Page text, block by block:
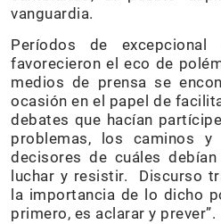
vanguardia.
Períodos de excepcional
favorecieron el eco de
medios de prensa se
ocasión en el papel de
debates que hacían
problemas, los caminos y
decisores de cuáles
luchar y resistir. Discurso
la importancia de lo dicho
primero, es aclarar y prever”.